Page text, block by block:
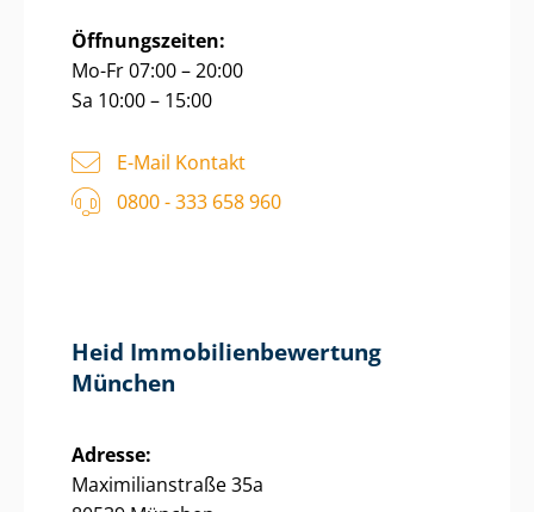
Öffnungszeiten:
Mo-Fr 07:00 – 20:00
Sa 10:00 – 15:00
E-Mail Kontakt
0800 - 333 658 960
Heid Im­mo­bi­li­en­be­wer­tung
München
Adresse:
Ma­xi­mi­li­an­stra­ße 35a